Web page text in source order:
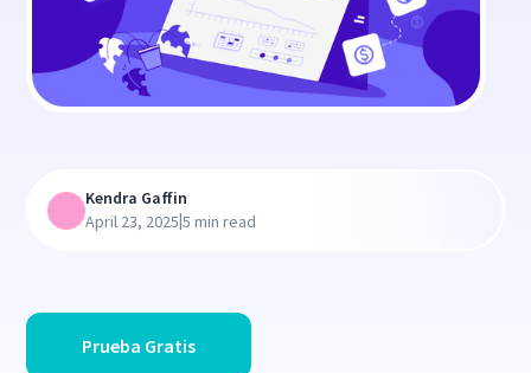
Prueba Gratis
Kendra Gaffin
April 23, 2025|5 min read